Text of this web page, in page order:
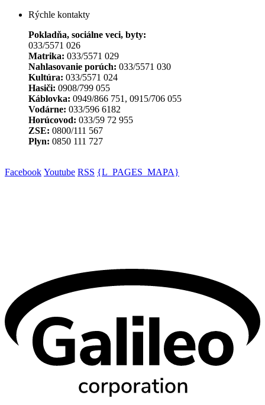
Rýchle kontakty
Pokladňa, sociálne veci, byty:
033/5571 026
Matrika: 033/5571 029
Nahlasovanie porúch: 033/5571 030
Kultúra: 033/5571 024
Hasiči: 0908/799 055
Káblovka: 0949/866 751, 0915/706 055
Vodárne: 033/596 6182
Horúcovod: 033/59 72 955
ZSE: 0800/111 567
Plyn: 0850 111 727
Facebook Youtube RSS {L_PAGES_MAPA}